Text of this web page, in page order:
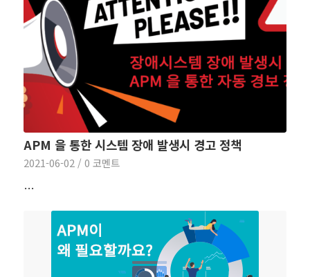
APM 을 통한 시스템 장애 발생시 경고 정책
2021-06-02 / 0 코멘트
…